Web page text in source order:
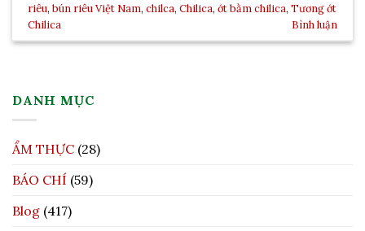
riêu,bún riêu Việt Nam,chilca,Chilica,ớt bằm chilica,Tương ớt
Chilica
Bình luận
DANH MỤC
ẨM THỰC (28)
BÁO CHÍ (59)
Blog (417)